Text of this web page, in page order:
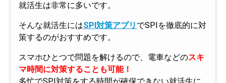
就活生は非常に多いです。
そんな就活生にはSPI対策アプリ でSPIを徹底的に対
策するのがおすすめです。
スマホひとつで問題を解けるので、電車などのスキ
マ時間に対策することも可能！